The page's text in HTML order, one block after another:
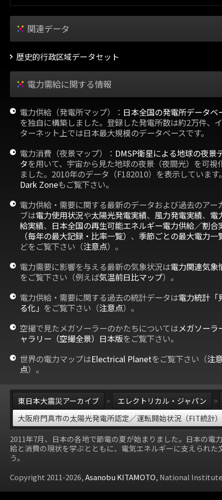
関連データ
歴史的行政区域データセット
電力需給に関する情報
電力供給（発電所マップ）： 日本全国の発電所データベ
を独自に構築しました。登録した発電所数は約2万件、
ターネット上では日本最大規模のデータベースです。
電力消費（夜景マップ）： DMSP衛星による地球の夜景
タを用いて、宇宙から見た地球の夜景（夜間光）を可視
ました。2010年のデータ（F182010）を表示しています
Dark Zoneもご覧下さい。
電力供給・需要に関する最新のデータおよび過去のアー
ブは電力使用状況や太陽光発電実績、 風力発電実績、 電
給実績、 日本全国の再生可能エネルギー電力供給／割合
（毎年の最大記録・比率一覧） 、 季節ごとの最大電力一
どをご覧下さい（注意点）。
電力需要に影響を与える最新の気象状況は電力関連気象
をご覧下さい（例えば気温前日比マップ）。
電力供給・需要に関する過去の統計データは電力統計「
る化」 をご覧下さい（注意点）。
空撮で見たメガソーラーのかたちについてはメガソーラ
ャラリー（空撮全景）日本版をご覧下さい。
世界の電力マップはElectrical Planetをご覧下さい（注
点）。
東日本大震災アーカイブ > エレクトリカル・ジャパン
>
大阪府門真市の太陽光発電所認定／運転開始状況（FIT統計）
2011年7月、日本の各地で節電の夏が始まりました。日本の電
給と消費の現状を学ぶとともに、電気エネルギーに支えられた
う。
Copyright 2011-2026,Asanobu KITAMOTO, National